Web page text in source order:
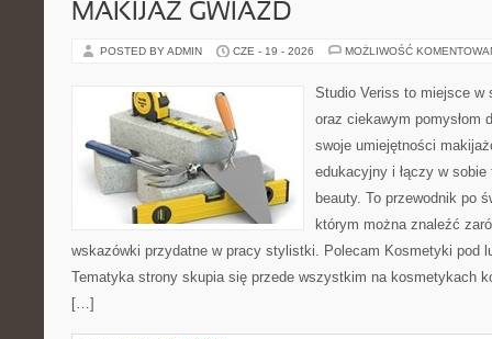
MAKIJAŻ GWIAZD
POSTED BY ADMIN CZE - 19 - 2026 MOŻLIWOŚĆ
Studio Veriss to miejsce w
oraz ciekawym pomysłom
swoje umiejętności
edukacyjny i łączy w
beauty. To przewodnik po
którym można znaleźć
wskazówki przydatne w pracy stylistki. Polecam Kosmetyki pod
Tematyka strony skupia się przede wszystkim na kosmetykach
[…]